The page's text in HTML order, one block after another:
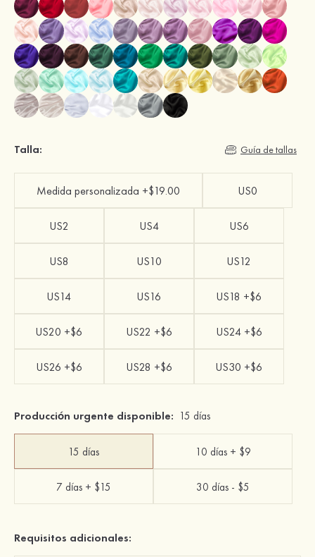
Talla: Guía de tallas
Medida personalizada +$19.00 US0
US2 US4 US6
US8 US10 US12
US14 US16 US18 +$6
US20 +$6 US22 +$6 US24 +$6
US26 +$6 US28 +$6 US30 +$6
Producción urgente disponible: 15 días
15 días 10 días + $9
7 días + $15 30 días - $5
Requisitos adicionales: